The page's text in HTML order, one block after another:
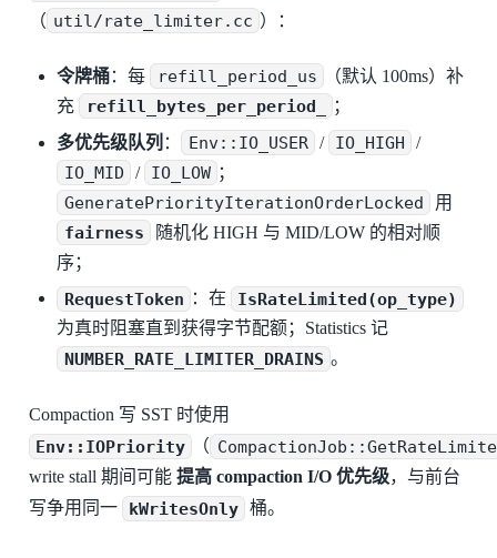
（ util/rate_limiter.cc ）：
令牌桶：每 refill_period_us
（默认 100ms）补
充
refill_bytes_per_period_
；
多优先级队列 ： Env::IO_USER / IO_HIGH /
IO_MID / IO_LOW ；
GeneratePriorityIterationOrderLocked 用
fairness
随机化 HIGH 与 MID/LOW 的相对顺
序；
RequestToken ：在 IsRateLimited(op_type)
为真时阻塞直到获得字节配额；Statistics 记
NUMBER_RATE_LIMITER_DRAINS 。
Compaction 写 SST 时使用
Env::IOPriority （
write stall 期间可能 提高 compaction I/O 优先级，与前台
写争用同一
kWritesOnly 桶。